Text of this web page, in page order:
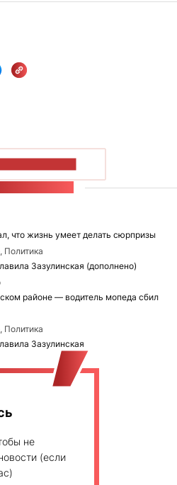
что жизнь умеет делать сюрпризы
Политика
Зазулинская (дополнено)
районе — водитель мопеда сбил
Политика
Зазулинская
не
(если